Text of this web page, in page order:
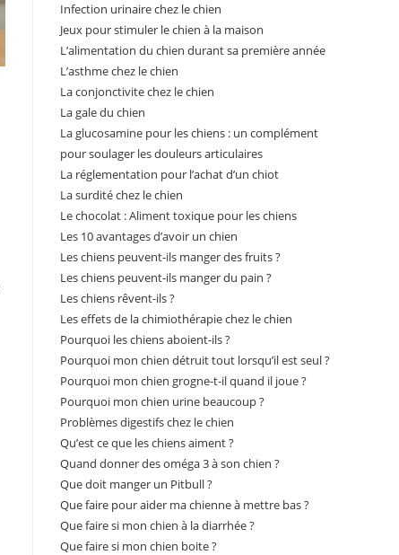
Infection urinaire chez le chien
Jeux pour stimuler le chien à la maison
L’alimentation du chien durant sa première année
L’asthme chez le chien
La conjonctivite chez le chien
La gale du chien
La glucosamine pour les chiens : un complément
pour soulager les douleurs articulaires
La réglementation pour l’achat d’un chiot
La surdité chez le chien
Le chocolat : Aliment toxique pour les chiens
Les 10 avantages d’avoir un chien
Les chiens peuvent-ils manger des fruits ?
Les chiens peuvent-ils manger du pain ?
Les chiens rêvent-ils ?
Les effets de la chimiothérapie chez le chien
Pourquoi les chiens aboient-ils ?
Pourquoi mon chien détruit tout lorsqu’il est seul ?
Pourquoi mon chien grogne-t-il quand il joue ?
Pourquoi mon chien urine beaucoup ?
Problèmes digestifs chez le chien
Qu’est ce que les chiens aiment ?
Quand donner des oméga 3 à son chien ?
Que doit manger un Pitbull ?
Que faire pour aider ma chienne à mettre bas ?
Que faire si mon chien à la diarrhée ?
Que faire si mon chien boite ?